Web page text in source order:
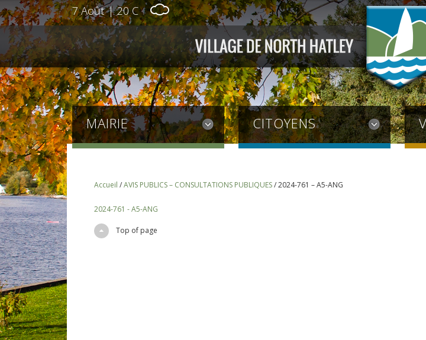
7 Août | 20 C
MAIRIE CITOYENS
Accueil /AVIS PUBLICS – CONSULTATIONS PUBLIQUES/2024-761 – A5-ANG
2024-761 - A5-ANG
Top of page